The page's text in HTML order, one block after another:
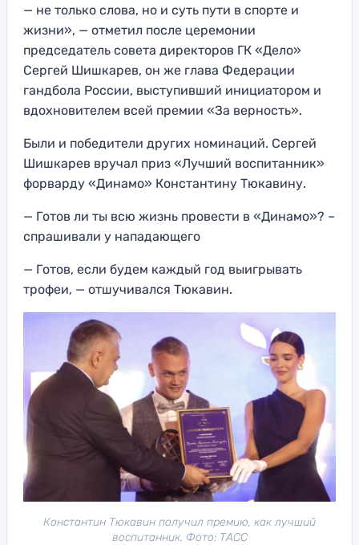
— не только слова, но и суть пути в спорте и
жизни», — отметил после церемонии
председатель совета директоров ГК «Дело»
Сергей Шишкарев, он же глава Федерации
гандбола России, выступивший инициатором и
вдохновителем всей премии «За верность».
Были и победители других номинаций. Сергей
Шишкарев вручал приз «Лучший воспитанник»
форварду «Динамо» Константину Тюкавину.
— Готов ли ты всю жизнь провести в «Динамо»? –
спрашивали у нападающего
— Готов, если будем каждый год выигрывать
трофеи, — отшучивался Тюкавин.
Константин Тюкавин получил премию, как лучший
воспитанник. Фото: ТАСС